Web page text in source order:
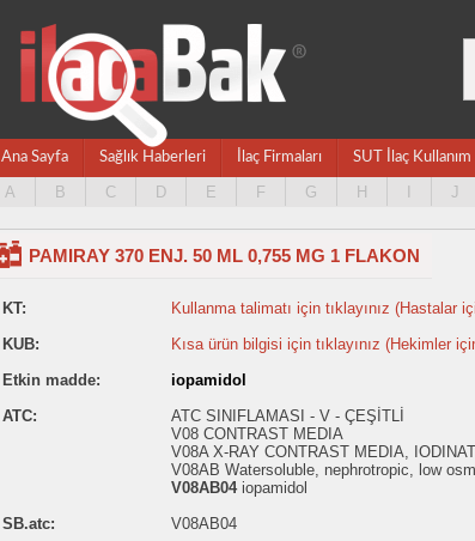
Ana Sayfa Sağlık Haberleri İlaç Firmaları SUT İlaç
A B C D E F G H J
PAMIRAY 370 ENJ. 50 ML 0,755 MG 1 FLAKON
KT:
Kullanma talimatı için tıklayınız (Hastalar
KUB:
Kısa ürün bilgisi için tıklayınız (Hekimler
Etkin madde:
iopamidol
ATC:
ATC SINIFLAMASI - V - ÇEŞİTLİ
V08 CONTRAST MEDIA
V08A X-RAY CONTRAST MEDIA,
V08AB Watersoluble, nephrotropic, low
V08AB04iopamidol
SB.atc:
V08AB04